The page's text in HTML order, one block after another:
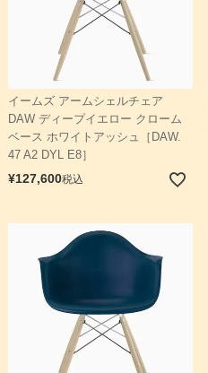
イームズ アームシェルチェア
DAW ディープイエロー クローム
ベース ホワイトアッシュ［DAW.
47 A2 DYL E8］
¥127,600税込